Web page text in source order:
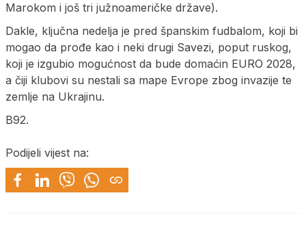
Marokom i još tri južnoameričke države).
Dakle, ključna nedelja je pred španskim fudbalom, koji bi
mogao da prođe kao i neki drugi Savezi, poput ruskog,
koji je izgubio mogućnost da bude domaćin EURO 2028,
a čiji klubovi su nestali sa mape Evrope zbog invazije te
zemlje na Ukrajinu.
B92.
Podijeli vijest na: